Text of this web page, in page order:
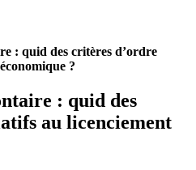
: quid des critères d’ordre
?
: quid des
au licenciement